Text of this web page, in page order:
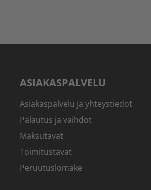
ASIAKASPALVELU
Asiakaspalvelu ja yhteystiedot
Palautus ja vaihdot
Maksutavat
Toimitustavat
Peruutuslomake